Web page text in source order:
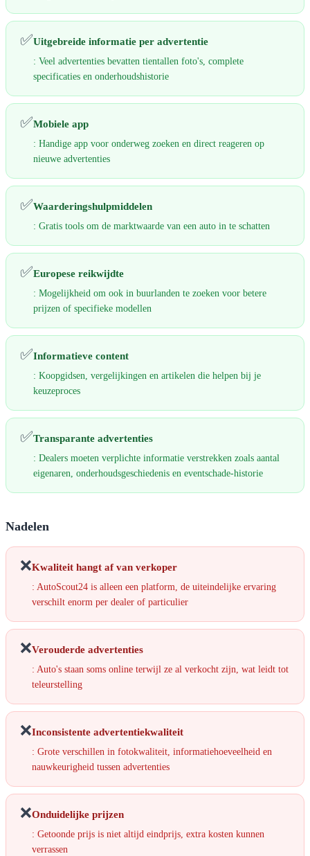
✅Uitgebreide informatie per advertentie
: Veel advertenties bevatten tientallen foto's, complete
specificaties en onderhoudshistorie
✅Mobiele app
: Handige app voor onderweg zoeken en direct reageren op
nieuwe advertenties
✅Waarderingshulpmiddelen
: Gratis tools om de marktwaarde van een auto in te schatten
✅Europese reikwijdte
: Mogelijkheid om ook in buurlanden te zoeken voor betere
prijzen of specifieke modellen
✅Informatieve content
: Koopgidsen, vergelijkingen en artikelen die helpen bij je
keuzeproces
✅Transparante advertenties
: Dealers moeten verplichte informatie verstrekken zoals aantal
eigenaren, onderhoudsgeschiedenis en eventschade-historie
Nadelen
❌Kwaliteit hangt af van verkoper
: AutoScout24 is alleen een platform, de uiteindelijke ervaring
verschilt enorm per dealer of particulier
❌Verouderde advertenties
: Auto's staan soms online terwijl ze al verkocht zijn, wat leidt tot
teleurstelling
❌Inconsistente advertentiekwaliteit
: Grote verschillen in fotokwaliteit, informatiehoeveelheid en
nauwkeurigheid tussen advertenties
❌Onduidelijke prijzen
: Getoonde prijs is niet altijd eindprijs, extra kosten kunnen
verrassen